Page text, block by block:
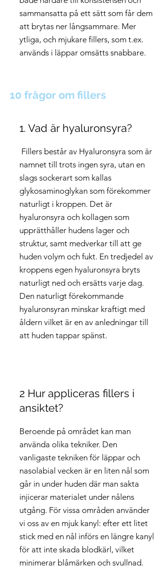
sammansatta på ett sätt som får dem
att brytas ner långsammare. Mer
ytliga, och mjukare fillers, som t.ex.
används i läppar omsätts snabbare.
10 frågor om fillers
1. Vad är hyaluronsyra?
Fillers består av Hyaluronsyra som är
namnet till trots ingen syra, utan en
slags sockerart som kallas
glykosaminoglykan som förekommer
naturligt i kroppen. Det är
hyaluronsyra och kollagen som
upprätthåller hudens lager och
struktur, samt medverkar till att ge
huden volym och fukt. En tredjedel av
kroppens egen hyaluronsyra bryts
naturligt ned och ersätts varje dag.
Den naturligt förekommande
hyaluronsyran minskar kraftigt med
åldern vilket är en av anledningar till
att huden tappar spänst.
2 Hur appliceras fillers i
ansiktet?
Beroende på området kan man
använda olika tekniker. Den
vanligaste tekniken för läppar och
nasolabial vecken är en liten nål som
går in under huden där man sakta
injicerar materialet under nålens
utgång. För vissa områden använder
vi oss av en mjuk kanyl: efter ett litet
stick med en nål införs en längre kanyl
för att inte skada blodkärl, vilket
minimerar blåmärken och svullnad.